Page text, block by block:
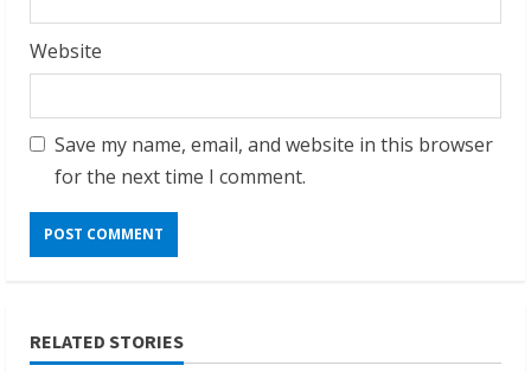
Website
Save my name, email, and website in this browser
for the next time I comment.
RELATED STORIES